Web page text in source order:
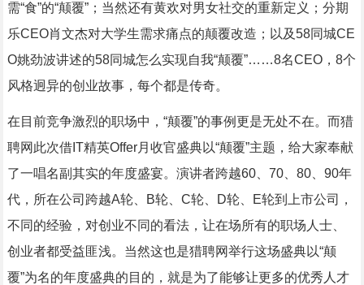
需“食”的“颠覆”；当然还有黄欢对男女社交的重新定义；分期
乐CEO肖文杰对大学生需求痛点的颠覆改造；以及58同城CE
O姚劲波讲述的58同城怎么实现自我“颠覆”……8名CEO，8个
风格迥异的创业故事，每个都是传奇。
在目前竞争激烈的职场中，“颠覆”的事例更是无处不在。而猎
聘网此次借IT精英Offer月收官盛典以“颠覆”主题，给大家奉献
了一唱名副其实的年度盛宴。演讲者跨越60、70、80、90年
代，所在公司跨越A轮、B轮、C轮、D轮、E轮到上市公司，
不同的经验，对创业不同的看法，让在场所有的职场人士、
创业者都受益匪浅。当然这也是猎聘网举行这场盛典以“颠
覆”为名的年度盛典的目的，就是为了能够让更多的优秀人才